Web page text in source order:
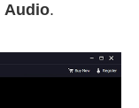
Audio.